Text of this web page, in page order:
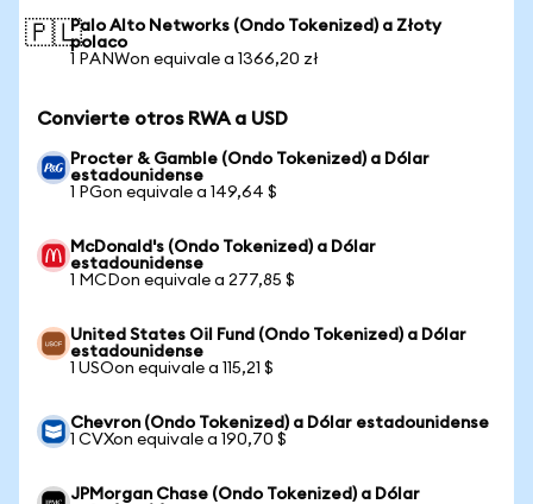
🇵🇱Palo Alto Networks (Ondo Tokenized) a Złoty
polaco
1 PANWon equivale a 1366,20 zł
Convierte otros RWA a USD
Procter & Gamble (Ondo Tokenized) a Dólar
estadounidense
1 PGon equivale a 149,64 $
McDonald's (Ondo Tokenized) a Dólar
estadounidense
1 MCDon equivale a 277,85 $
United States Oil Fund (Ondo Tokenized) a Dólar
estadounidense
1 USOon equivale a 115,21 $
Chevron (Ondo Tokenized) a Dólar estadounidense
1 CVXon equivale a 190,70 $
JPMorgan Chase (Ondo Tokenized) a Dólar